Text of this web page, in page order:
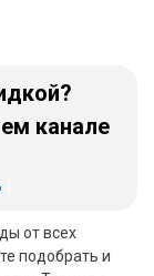
канале
от всех
подобрать и